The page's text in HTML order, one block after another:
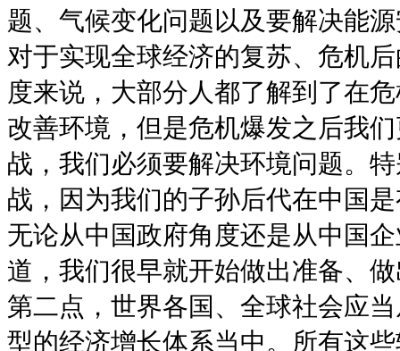
题、气候变化问题以及要解决能
对于实现全球经济的复苏、危机
度来说，大部分人都了解到了在
改善环境，但是危机爆发之后我
战，我们必须要解决环境问题。
战，因为我们的子孙后代在中国
无论从中国政府角度还是从中国
道，我们很早就开始做出准备、
第二点，世界各国、全球社会应
型的经济增长体系当中。所有这